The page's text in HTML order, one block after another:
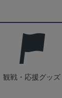
観戦・応援グッズ